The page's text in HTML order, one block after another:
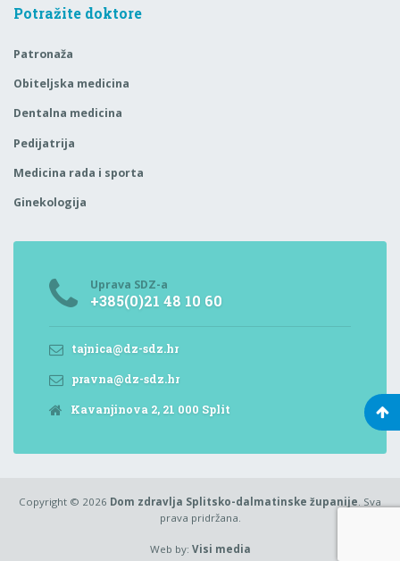
Potražite doktore
Patronaža
Obiteljska medicina
Dentalna medicina
Pedijatrija
Medicina rada i sporta
Ginekologija
Uprava SDZ-a
+385(0)21 48 10 60
tajnica@dz-sdz.hr
pravna@dz-sdz.hr
Kavanjinova 2, 21 000 Split
Copyright © 2026 Dom zdravlja Splitsko-dalmatinske županije . Sva
prava pridržana.
Web by: Visi media